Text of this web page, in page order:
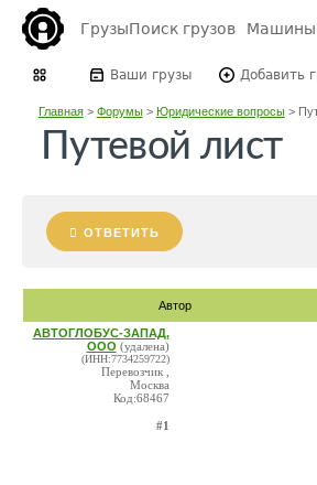
ГрузыПоиск грузов Машины
Ваши грузы Добавить
Главная> Форумы> Юридические вопросы>
Путевой лист
ОТВЕТИТЬ
Автор
АВТОГЛОБУС-ЗАПАД,
ООО (удалена)
(ИНН:7734259722)
Перевозчик ,
Москва
Код:68467
#1